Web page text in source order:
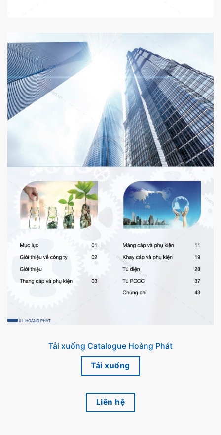
Tải xuống Catalogue Hoàng Phát
Tải xuống
Liên hệ